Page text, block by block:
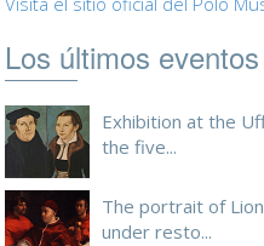
Los últimos eventos
Exhibition at the
the five...
The portrait of
under resto...